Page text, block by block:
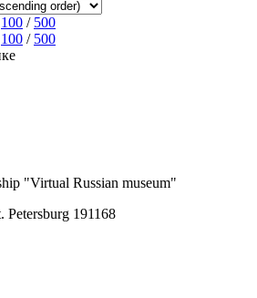
100 / 500
100 / 500
"Virtual Russian museum"
Petersburg 191168